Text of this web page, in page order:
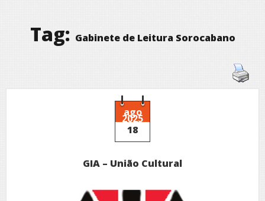
Tag: Gabinete de Leitura Sorocabano
ago
2025
18
GIA – União Cultural